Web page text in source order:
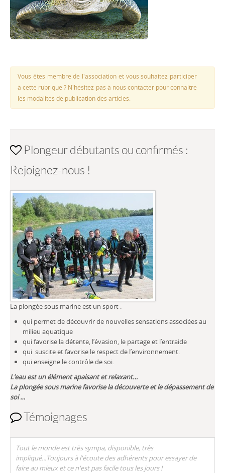
Vous êtes membre de l'association et vous souhaitez participer
à cette rubrique ? N'hésitez pas à nous contacter pour connaitre
les modalités de publication des articles.
Plongeur débutants ou confirmés :
Rejoignez-nous !
La plongée sous marine est un sport :
qui permet de découvrir de nouvelles sensations associées au
milieu aquatique
qui favorise la détente, l’évasion, le partage et l’entraide
qui suscite et favorise le respect de l’environnement.
qui enseigne le contrôle de soi.
L’eau est un élément apaisant et relaxant…
La plongée sous marine favorise la découverte et le dépassement de
soi …
Témoignages
Tout le monde est très sympa, disponible, très
impliqué...Toujours à l'écoute des adhérents pour essayer de
faire au mieux et ce n'est pas facile tous les jours !